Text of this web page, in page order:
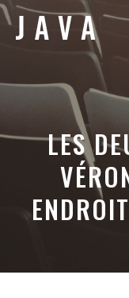
Aller
LES